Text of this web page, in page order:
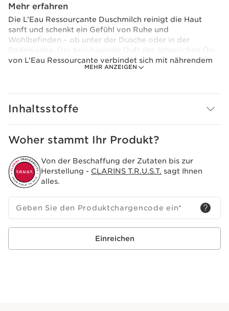
MEHR ANZEIGEN
Mehr erfahren
Die L’Eau Ressourçante Duschmilch reinigt die Haut
sanft und schenkt ein Gefühl von Ruhe und
Wohlbefinden – ob unter der Dusche oder in der
Badewanne. Der beruhigende Duft der ätherischen Öle
von L’Eau Ressourçante verbindet sich mit nährendem
Bio-Mandelöl zu einer cremigen Textur, die die Haut zart
gründlich abspülen.
Innovation
Eine mit Bio-Mandelöl angereicherte Formel, die die
Haut reinigt und gleichzeitig pflegt.
Inhaltsstoffe
Woher stammt Ihr Produkt?
Von der Beschaffung der Zutaten bis zur
Herstellung - CLARINS T.R.U.S.T. sagt Ihnen
alles.
Geben Sie den Produktchargencode ein*
Einreichen